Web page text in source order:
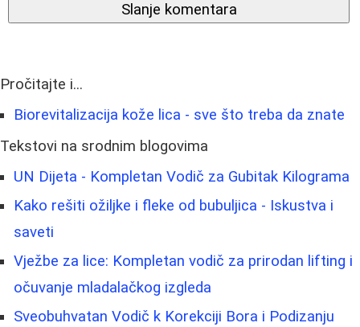
Slanje komentara
Pročitajte i...
Biorevitalizacija kože lica - sve što treba da znate
Tekstovi na srodnim blogovima
UN Dijeta - Kompletan Vodič za Gubitak Kilograma
Kako rešiti ožiljke i fleke od bubuljica - Iskustva i
saveti
Vježbe za lice: Kompletan vodič za prirodan lifting i
očuvanje mladalačkog izgleda
Sveobuhvatan Vodič k Korekciji Bora i Podizanju